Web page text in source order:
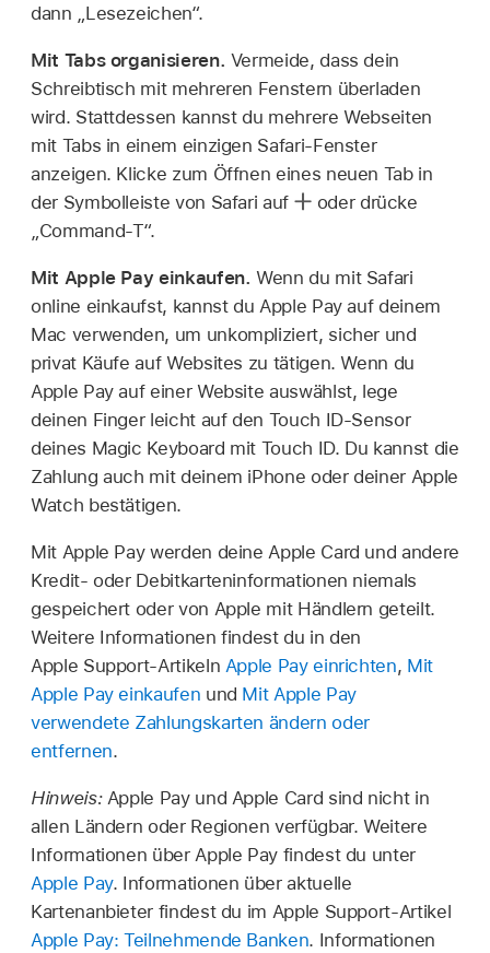
dann „Lesezeichen“.
Mit Tabs organisieren. Vermeide, dass dein
Schreibtisch mit mehreren Fenstern überladen
wird. Stattdessen kannst du mehrere Webseiten
mit Tabs in einem einzigen Safari-Fenster
anzeigen. Klicke zum Öffnen eines neuen Tab in
der Symbolleiste von Safari auf
oder drücke
„Command-T“.
Mit Apple Pay einkaufen.Wenn du mit Safari
online einkaufst, kannst du Apple Pay auf deinem
Mac verwenden, um unkompliziert, sicher und
privat Käufe auf Websites zu tätigen. Wenn du
Apple Pay auf einer Website auswählst, lege
deinen Finger leicht auf den Touch ID-Sensor
deines Magic Keyboard mit Touch ID. Du kannst die
Zahlung auch mit deinem iPhone oder deiner Apple
Watch bestätigen.
Mit Apple Pay werden deine Apple Card und andere
Kredit- oder Debitkarteninformationen niemals
gespeichert oder von Apple mit Händlern geteilt.
Weitere Informationen findest du in den
Apple Support-Artikeln Apple Pay einrichten, Mit
Apple Pay einkaufen und Mit Apple Pay
verwendete Zahlungskarten ändern oder
entfernen.
Hinweis: Apple Pay und Apple Card sind nicht in
allen Ländern oder Regionen verfügbar. Weitere
Informationen über Apple Pay findest du unter
Apple Pay. Informationen über aktuelle
Kartenanbieter findest du im Apple Support-Artikel
Apple Pay: Teilnehmende Banken. Informationen